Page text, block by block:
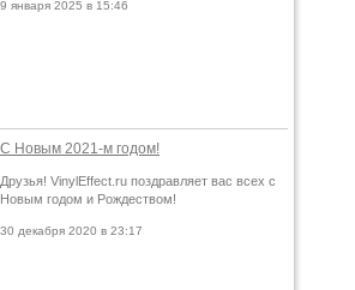
9 января 2025 в 15:46
С Новым 2021-м годом!
Друзья! VinylEffect.ru поздравляет вас всех с
Новым годом и Рождеством!
30 декабря 2020 в 23:17